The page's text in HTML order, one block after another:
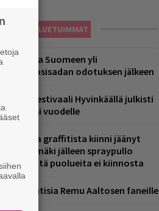
LUETUIMMAT
palaa Suomeen yli
odotuksen jälkeen
Hyvinkäällä julkisti
ensi vuodelle
graffitista kiinni jäänyt
Arhinmäki jälleen spraypullo
– näitä puolueita ei kiinnosta
uutisia Remu Aaltosen faneille